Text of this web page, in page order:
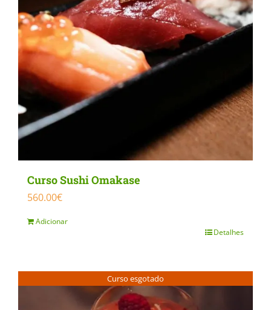
Curso Sushi Omakase
560.00€
Adicionar
Detalhes
Curso esgotado